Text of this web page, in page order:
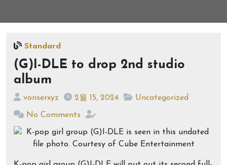
Standard
(G)I-DLE to drop 2nd studio
album
vonserxyz 2월 15, 2024 Uncategorized
No Comments